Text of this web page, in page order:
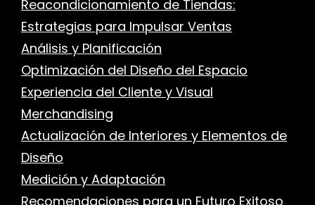
Reacondicionamiento de Tiendas:
Estrategias para Impulsar Ventas
Análisis y Planificación
Optimización del Diseño del Espacio
Experiencia del Cliente y Visual
Merchandising
Actualización de Interiores y Elementos de
Diseño
Medición y Adaptación
Recomendaciones para un Futuro Exitoso